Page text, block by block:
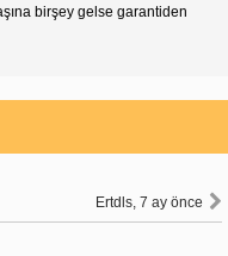
birşey gelse garantiden
Ertdls, 7 ay önce